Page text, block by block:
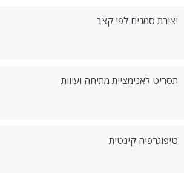
יצירת סמנים לפי קצב
תסריט לאנימציית מתיחה ועיוות
טיפוגרפיה קינטית